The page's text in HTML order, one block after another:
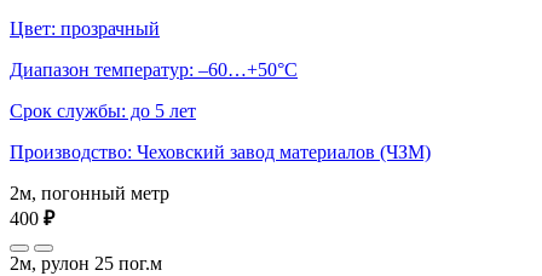
Цвет: прозрачный
Диапазон температур: –60…+50°С
Срок службы: до 5 лет
Производство: Чеховский завод материалов (ЧЗМ)
2м, погонный метр
400 ₽
2м, рулон 25 пог.м